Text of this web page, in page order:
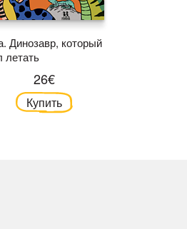
Динозавр, который
летать
26€
Купить